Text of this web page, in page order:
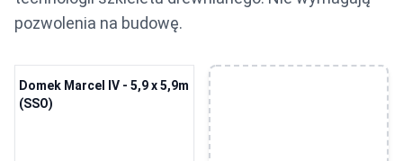
pozwolenia na budowę.
Domek Marcel IV - 5,9 x 5,9m
(SSO)